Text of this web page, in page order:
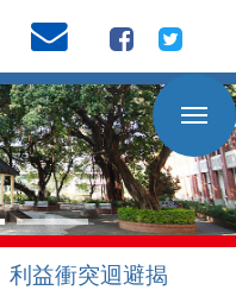
利益衝突迴避揭